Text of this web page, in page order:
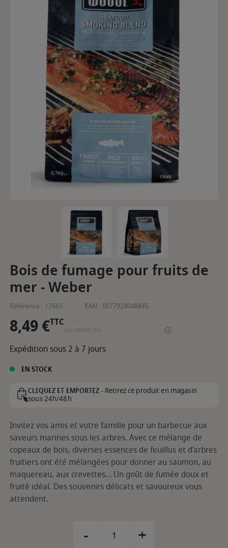
Bois de fumage pour fruits de
mer - Weber
Référence : 17665 EAN : 0077924048845
8,49 €TTC
OU PAYER EN
Expédition sous 2 à 7 jours
EN STOCK
CLIQUEZ ET EMPORTEZ -Retirez ce produit en magasin
sous 24h/48h
Invitez vos amis et votre famille pour un barbecue aux
saveurs marines sous les arbres. Avec ce mélange de
copeaux de bois, diverses essences de feuillus et d'arbres
fruitiers ont été mélangées pour donner au saumon, au
maquereau, aux crevettes... Un goût de fumée doux et
fruité idéal. Des souvenirs délicats et savoureux vous
attendent.
- +